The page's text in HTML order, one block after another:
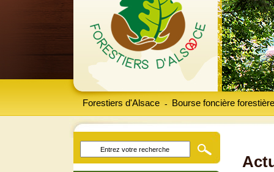
Forestiers d'Alsace Bourse foncière forestière
-